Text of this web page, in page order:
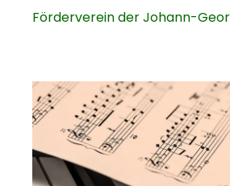
Förderverein der Johann-